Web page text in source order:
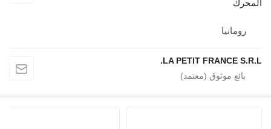
المحرك
رومانيا
LA PETIT FRANCE S.R.L.